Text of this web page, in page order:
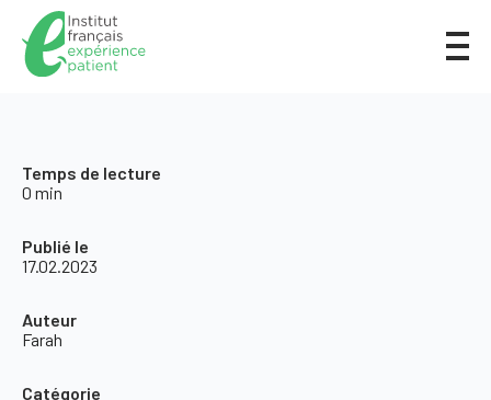
Temps de lecture
0 min
Publié le
17.02.2023
Auteur
Farah
Catégorie